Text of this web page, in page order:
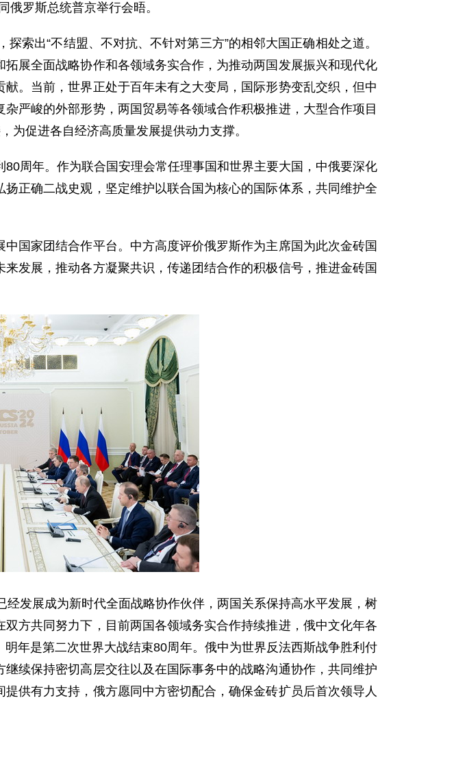
罗斯总统普京举行会晤。
索出“不结盟、不对抗、不针对第三方”的相邻大国正确相处之道。
展全面战略协作和各领域务实合作，为推动两国发展振兴和现代化
。当前，世界正处于百年未有之大变局，国际形势变乱交织，但中
严峻的外部形势，两国贸易等各领域合作积极推进，大型合作项目
为促进各自经济高质量发展提供动力支撑。
周年。作为联合国安理会常任理事国和世界主要大国，中俄要深化
正确二战史观，坚定维护以联合国为核心的国际体系，共同维护全
国家团结合作平台。中方高度评价俄罗斯作为主席国为此次金砖国
发展，推动各方凝聚共识，传递团结合作的积极信号，推进金砖国
发展成为新时代全面战略协作伙伴，两国关系保持高水平发展，树
方共同努力下，目前两国各领域务实合作持续推进，俄中文化年各
年是第二次世界大战结束80周年。俄中为世界反法西斯战争胜利付
续保持密切高层交往以及在国际事务中的战略沟通协作，共同维护
供有力支持，俄方愿同中方密切配合，确保金砖扩员后首次领导人